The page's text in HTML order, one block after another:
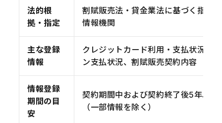
法的根
拠・指定
割賦販売法・貸金業法に基づく指定
情報機関
主な登録
情報
クレジットカード利用・支払状況、
ン支払状況、割賦販売契約内容
情報登録
期間の目
安
契約期間中および契約終了後5年以内
（一部情報を除く）